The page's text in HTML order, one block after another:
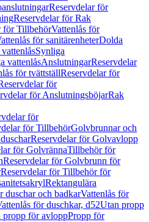
Reservdelar för
Reservdelar för Rak
för TillbehörVattenlås för
för sanitärenheterDolda
Synliga
vattenlåsAnslutningarReservdelar
för tvättställReservdelar för
för
för AnslutningsböjarRak
för
för TillbehörGolvbrunnar och
Reservdelar för Golvavlopp
för GolvrännaTillbehör för
Reservdelar för Golvbrunn för
Reservdelar för Tillbehör för
Rektangulära
duschar och badkarVattenlås för
för duschkar, d52Utan propp
propp för avloppPropp för